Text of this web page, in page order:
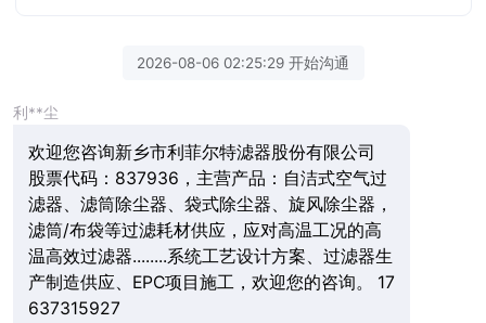
2026-08-06 02:25:29 开始沟通
利**尘
欢迎您咨询新乡市利菲尔特滤器股份有限公司
股票代码：837936，主营产品：自洁式空气过
滤器、滤筒除尘器、袋式除尘器、旋风除尘器，
滤筒/布袋等过滤耗材供应，应对高温工况的高
温高效过滤器........系统工艺设计方案、过滤器生
产制造供应、EPC项目施工，欢迎您的咨询。 17
637315927